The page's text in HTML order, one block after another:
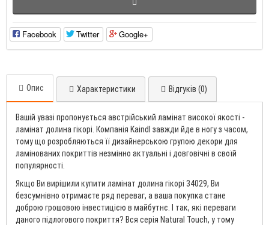
Facebook Twitter Google+
Опис Характеристики Відгуків (0)
Вашій увазі пропонується австрійський ламінат високої якості -
ламінат долина гікорі. Компанія Kaindl завжди йде в ногу з часом,
тому що розробляються її дизайнерською групою декори для
ламінованих покриттів незмінно актуальні і довговічні в своїй
популярності.
Якщо Ви вирішили купити ламінат долина гікорі 34029, Ви
безсумнівно отримаєте ряд переваг, а ваша покупка стане
доброю грошовою інвестицією в майбутнє. І так, які переваги
даного підлогового покриття? Вся серія Natural Touch, у тому